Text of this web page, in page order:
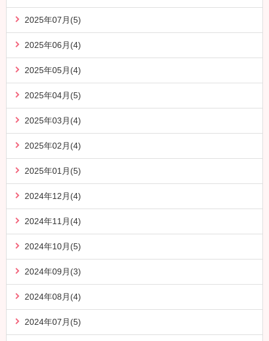
2025年07月(5)
2025年06月(4)
2025年05月(4)
2025年04月(5)
2025年03月(4)
2025年02月(4)
2025年01月(5)
2024年12月(4)
2024年11月(4)
2024年10月(5)
2024年09月(3)
2024年08月(4)
2024年07月(5)